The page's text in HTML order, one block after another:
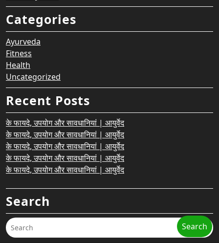
Categories
Ayurveda
Fitness
Health
Uncategorized
Recent Posts
के फायदे, उपयोग और सावधानियां | आयुर्वेद
के फायदे, उपयोग और सावधानियां | आयुर्वेद
के फायदे, उपयोग और सावधानियां | आयुर्वेद
के फायदे, उपयोग और सावधानियां | आयुर्वेद
के फायदे, उपयोग और सावधानियां | आयुर्वेद
Search
Search